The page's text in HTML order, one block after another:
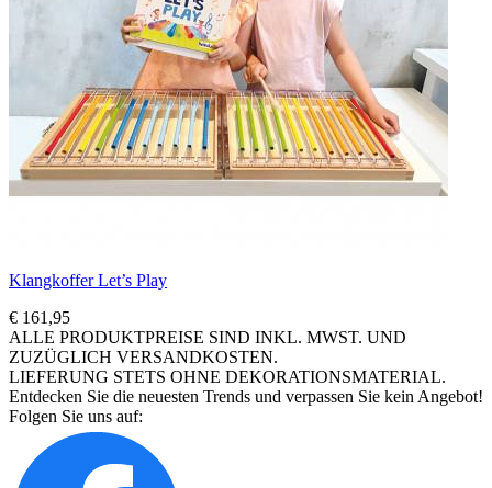
Klangkoffer Let’s Play
€ 161,95
ALLE PRODUKTPREISE SIND INKL. MWST. UND
ZUZÜGLICH VERSANDKOSTEN.
LIEFERUNG STETS OHNE DEKORATIONSMATERIAL.
Entdecken Sie die neuesten Trends und verpassen Sie kein Angebot!
Folgen Sie uns auf: